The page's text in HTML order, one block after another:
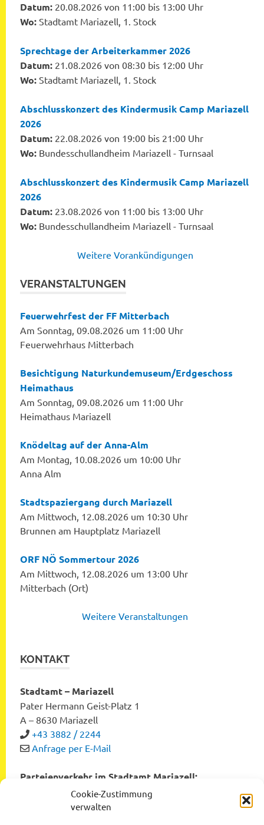
Cookie-Zustimmung
verwalten
Datum: 20.08.2026 von 11:00 bis 13:00 Uhr
Wo: Stadtamt Mariazell, 1. Stock
Sprechtage der Arbeiterkammer 2026
Datum: 21.08.2026 von 08:30 bis 12:00 Uhr
Wo: Stadtamt Mariazell, 1. Stock
Abschlusskonzert des Kindermusik Camp Mariazell
2026
Datum: 22.08.2026 von 19:00 bis 21:00 Uhr
Wo: Bundesschullandheim Mariazell - Turnsaal
Abschlusskonzert des Kindermusik Camp Mariazell
2026
Datum: 23.08.2026 von 11:00 bis 13:00 Uhr
Wo: Bundesschullandheim Mariazell - Turnsaal
Weitere Vorankündigungen
VERANSTALTUNGEN
Feuerwehrfest der FF Mitterbach
Am Sonntag, 09.08.2026 um 11:00 Uhr
Feuerwehrhaus Mitterbach
Besichtigung Naturkundemuseum/Erdgeschoss
Heimathaus
Am Sonntag, 09.08.2026 um 11:00 Uhr
Heimathaus Mariazell
Knödeltag auf der Anna-Alm
Am Montag, 10.08.2026 um 10:00 Uhr
Anna Alm
Stadtspaziergang durch Mariazell
Am Mittwoch, 12.08.2026 um 10:30 Uhr
Brunnen am Hauptplatz Mariazell
ORF NÖ Sommertour 2026
Am Mittwoch, 12.08.2026 um 13:00 Uhr
Mitterbach (Ort)
Weitere Veranstaltungen
KONTAKT
Stadtamt – Mariazell
Pater Hermann Geist-Platz 1
A – 8630 Mariazell
+43 3882 / 2244
Anfrage per E-Mail
Parteienverkehr im Stadtamt Mariazell:
Montag bis Freitag von 8:00 bis 12:00 Uhr
Dienstag und Donnerstag von 12:00 bis 16:00 Uhr